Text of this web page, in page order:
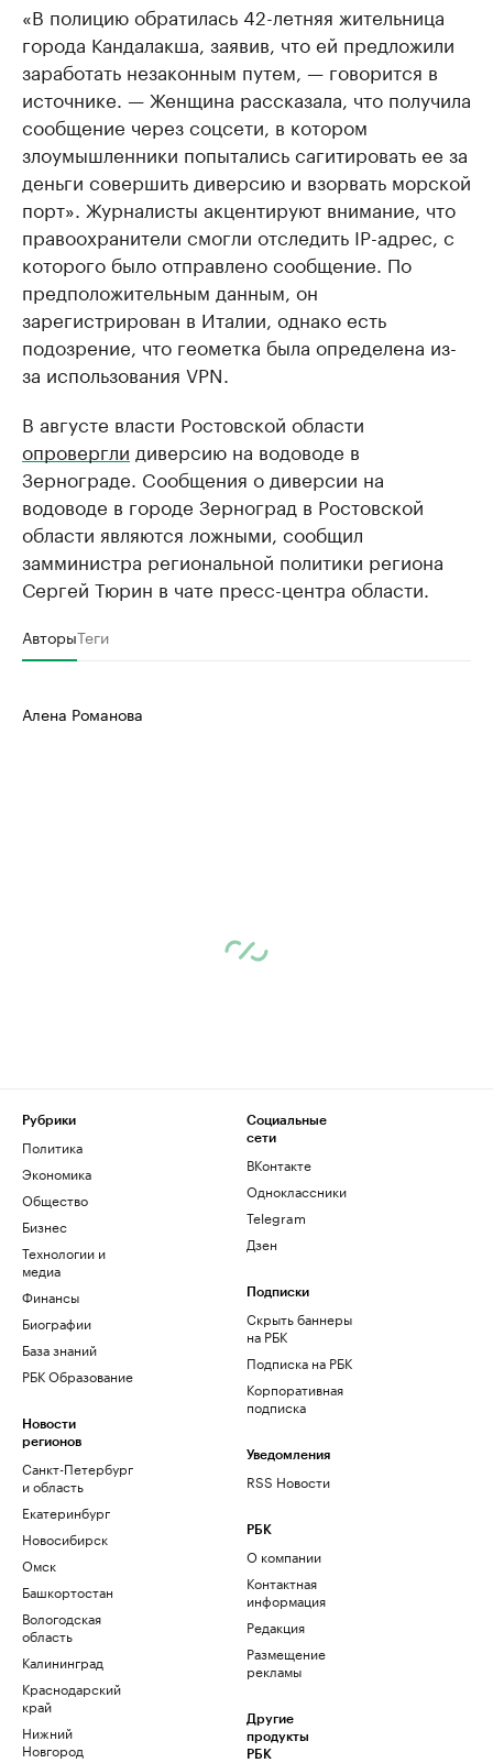
«В полицию обратилась 42-летняя жительница
города Кандалакша, заявив, что ей предложили
заработать незаконным путем, — говорится в
источнике. — Женщина рассказала, что получила
сообщение через соцсети, в котором
злоумышленники попытались сагитировать ее за
деньги совершить диверсию и взорвать морской
порт». Журналисты акцентируют внимание, что
правоохранители смогли отследить IP-адрес, с
которого было отправлено сообщение. По
предположительным данным, он
зарегистрирован в Италии, однако есть
подозрение, что геометка была определена из-
за использования VPN.
В августе власти Ростовской области
опровергли диверсию на водоводе в
Зернограде. Cообщения о диверсии на
водоводе в городе Зерноград в Ростовской
области являются ложными, сообщил
замминистра региональной политики региона
Сергей Тюрин в чате пресс-центра области.
АвторыТеги
Алена Романова
Рубрики
Политика
Экономика
Общество
Бизнес
Технологии и
медиа
Финансы
Биографии
База знаний
РБК Образование
Новости
регионов
Санкт-Петербург
и область
Екатеринбург
Новосибирск
Омск
Башкортостан
Вологодская
область
Калининград
Краснодарский
край
Нижний
Новгород
Социальные
сети
ВКонтакте
Одноклассники
Telegram
Дзен
Подписки
Скрыть баннеры
на РБК
Подписка на РБК
Корпоративная
подписка
Уведомления
RSS Новости
РБК
О компании
Контактная
информация
Редакция
Размещение
рекламы
Другие
продукты
РБК